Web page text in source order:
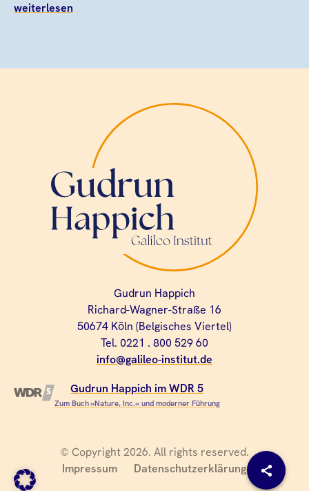
weiterlesen
Gudrun Happich
Richard-Wagner-Straße 16
50674 Köln (Belgisches Viertel)
Tel. 0221 . 800 529 60
info@galileo-institut.de
Gudrun Happich im WDR 5
Zum Buch »Nature, Inc.« und moderner Führung
© Copyright 2026. All rights reserved.
Impressum
Datenschutzerklärung